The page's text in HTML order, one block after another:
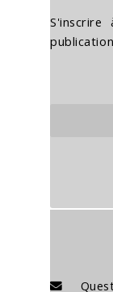
S'inscrire